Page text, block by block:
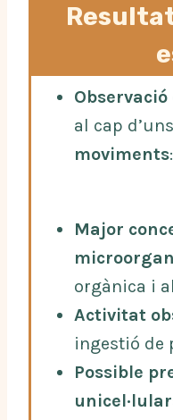
al cap
moviments:
Major
orgànica i
Activitat
ingestió de
Possible